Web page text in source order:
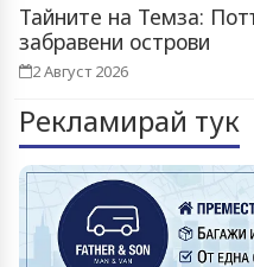
Тайните на Темза:
забравени острови
2 Август 2026
Рекламирай тук